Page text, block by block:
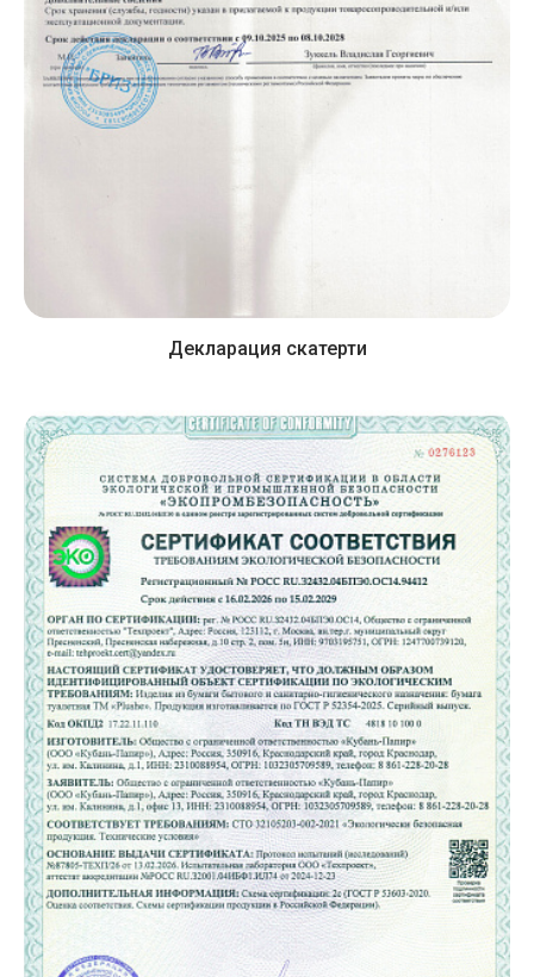
Декларация скатерти